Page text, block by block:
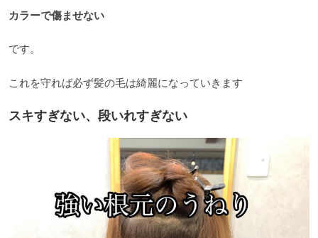
カラーで傷ませない
です。
これを守れば必ず髪の毛は綺麗になっていきます
スキすぎない、段いれすぎない